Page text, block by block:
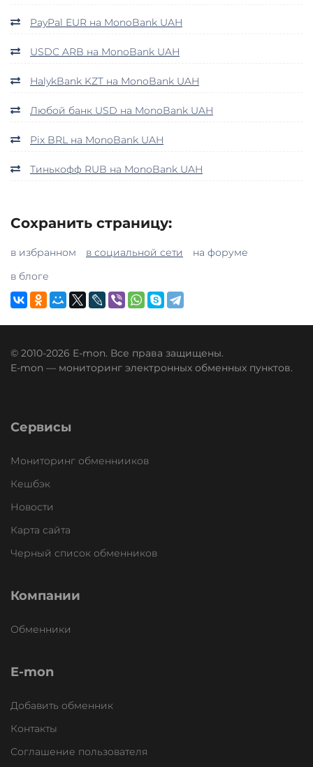
PayPal EUR на MonoBank UAH
USDC ARB на MonoBank UAH
HalykBank KZT на MonoBank UAH
Любой банк USD на MonoBank UAH
Pix BRL на MonoBank UAH
Тинькофф RUB на MonoBank UAH
Сохранить страницу:
в избранном в социальной сети
на форуме
в блоге
© 2010-2026 E-mon. Все права защищены.
E-mon — мониторинг электронных обменных пунктов.
Сервисы
Мониторинг обменнииков
Кешбэк
Новости
Карта сайта
Черный список обменников
Компании
Обменники
E-mon
Добавить обменник
Контакты
Соглашение пользователя